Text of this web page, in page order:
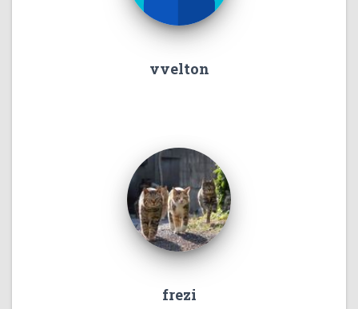
vvelton
frezi